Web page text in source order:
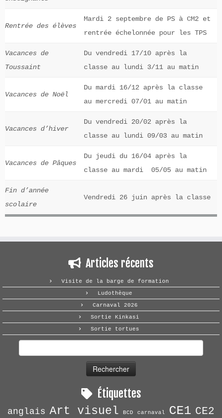
Rentrée des élèves
Mardi 2 septembre de PS à CM2 et
rentrée échelonnée pour les TPS
Vacances de
Toussaint
Du vendredi 17/10 après la
classe au lundi 3/11 au matin
Vacances de Noël
Du mardi 16/12 après la classe
au mercredi 07/01 au matin
Vacances d’hiver
Du vendredi 20/02 après la
classe au lundi 09/03 au matin
Vacances de Pâques
Du jeudi du 16/04 après la
classe au mardi 05/05 au matin
Fin d’année
scolaire
Vendredi 26 juin après la classe
Articles récents
Visite de la barge de formation
Ludothèque
Carnaval 2026
Sortie Kinkasi
Sortie tortues
Étiquettes
anglais Art visuel BCD carnaval CE1 CE2